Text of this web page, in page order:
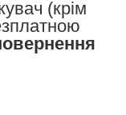
(крім